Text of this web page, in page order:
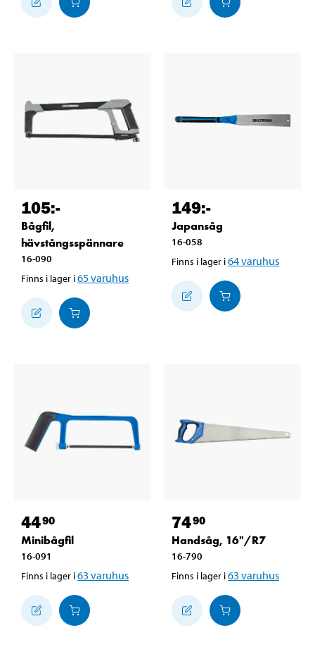
105:-
Bågfil,
hävstångsspännare
16-090
Finns i lager i65varuhus
149:-
Japansåg
16-058
Finns i lager i64varuhus
4490
Minibågfil
16-091
Finns i lager i63 varuhus
7490
Handsåg, 16"/R7
16-790
Finns i lager i63 varuhus